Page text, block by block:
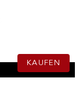
KAUFEN